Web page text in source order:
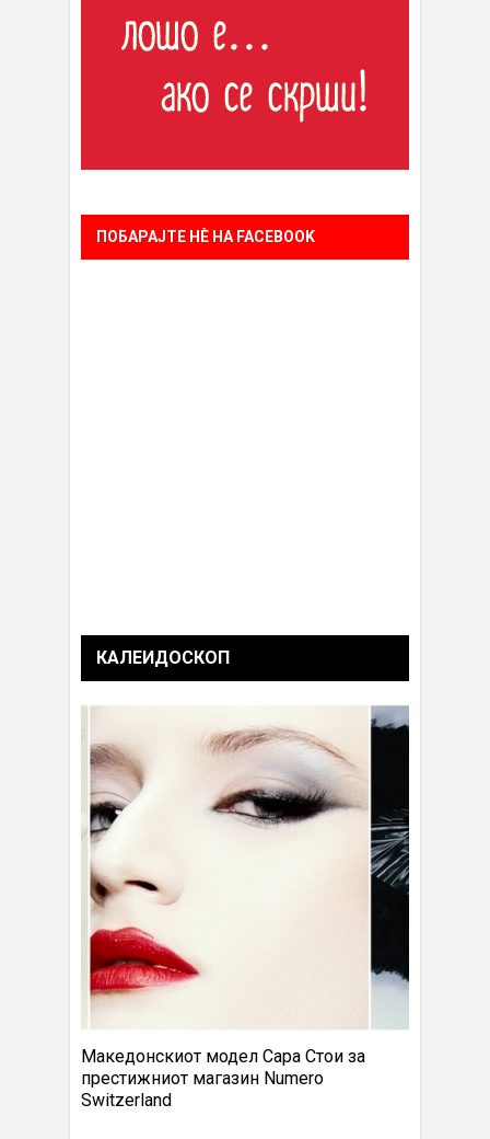
ПОБАРАЈТЕ НÈ НА FACEBOOK
КАЛЕИДОСКОП
Македонскиот модел Сара Стои за
престижниот магазин Numero
Switzerland